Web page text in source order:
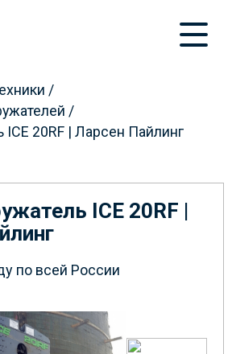
/
/
ICE 20RF | Ларсен Пайлинг
ICE 20RF |
по всей России